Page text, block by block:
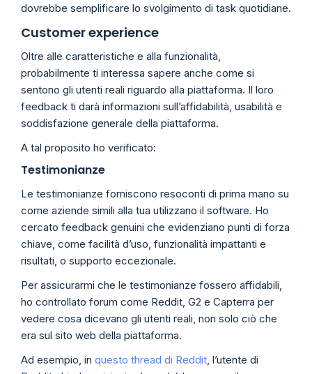
dovrebbe semplificare lo svolgimento di task quotidiane.
Customer experience
Oltre alle caratteristiche e alla funzionalità,
probabilmente ti interessa sapere anche come si
sentono gli utenti reali riguardo alla piattaforma. Il loro
feedback ti darà informazioni sull’affidabilità, usabilità e
soddisfazione generale della piattaforma.
A tal proposito ho verificato:
Testimonianze
Le testimonianze forniscono resoconti di prima mano su
come aziende simili alla tua utilizzano il software. Ho
cercato feedback genuini che evidenziano punti di forza
chiave, come facilità d’uso, funzionalità impattanti e
risultati, o supporto eccezionale.
Per assicurarmi che le testimonianze fossero affidabili,
ho controllato forum come Reddit, G2 e Capterra per
vedere cosa dicevano gli utenti reali, non solo ciò che
era sul sito web della piattaforma.
Ad esempio, in questo thread di Reddit, l’utente di